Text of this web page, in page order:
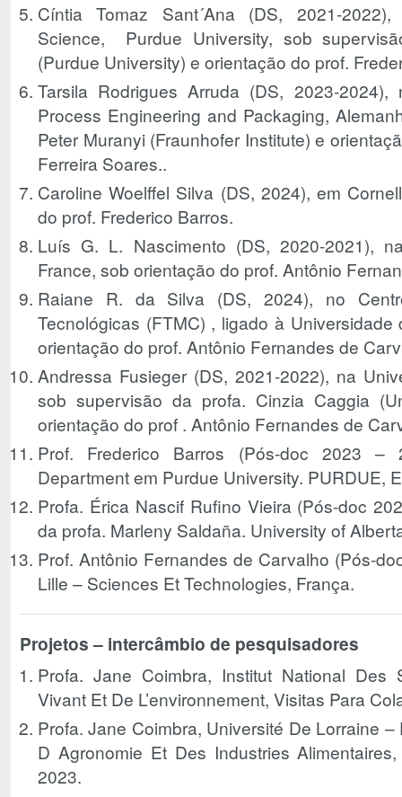
Cíntia Tomaz Sant´Ana (DS, 2021-
Science, Purdue University, sob
(Purdue University) e orientação do prof.
Tarsila Rodrigues Arruda (DS, 2023-
Process Engineering and Packaging,
Peter Muranyi (Fraunhofer Institute) e
Ferreira Soares..
Caroline Woelffel Silva (DS, 2024), em
do prof. Frederico Barros.
Luís G. L. Nascimento (DS, 2020-2021),
France, sob orientação do prof. Antônio
Raiane R. da Silva (DS, 2024), no
Tecnológicas (FTMC) , ligado à
orientação do prof. Antônio Fernandes de
Andressa Fusieger (DS, 2021-2022), na
sob supervisão da profa. Cinzia Caggia
orientação do prof . Antônio Fernandes de
Prof. Frederico Barros (Pós-doc 2023 –
Department em Purdue University. PURDUE,
Profa. Érica Nascif Rufino Vieira (Pós-doc
da profa. Marleny Saldaña. University of
Prof. Antônio Fernandes de Carvalho (Pós-
Lille – Sciences Et Technologies, França.
Projetos – intercâmbio de pesquisadores
Profa. Jane Coimbra, Institut National Des
Vivant Et De L’environnement, Visitas Para
Profa. Jane Coimbra, Université De Lorraine
D Agronomie Et Des Industries
2023.